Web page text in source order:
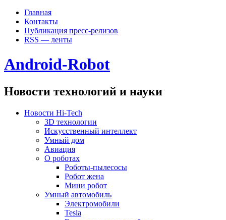
Главная
Контакты
Публикация пресс-релизов
RSS — ленты
Android-Robot
Новости технологий и науки
Новости Hi-Tech
3D технологии
Искусственный интеллект
Умный дом
Авиация
О роботах
Роботы-пылесосы
Робот жена
Мини робот
Умный автомобиль
Электромобили
Tesla